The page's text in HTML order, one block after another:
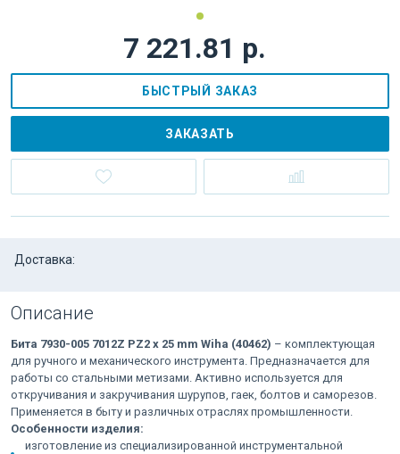
7 221.81 р.
БЫСТРЫЙ ЗАКАЗ
ЗАКАЗАТЬ
Доставка:
Описание
Бита 7930-005 7012Z PZ2 x 25 mm Wiha (40462) – комплектующая
для ручного и механического инструмента. Предназначается для
работы со стальными метизами. Активно используется для
откручивания и закручивания шурупов, гаек, болтов и саморезов.
Применяется в быту и различных отраслях промышленности.
Особенности изделия:
изготовление из специализированной инструментальной